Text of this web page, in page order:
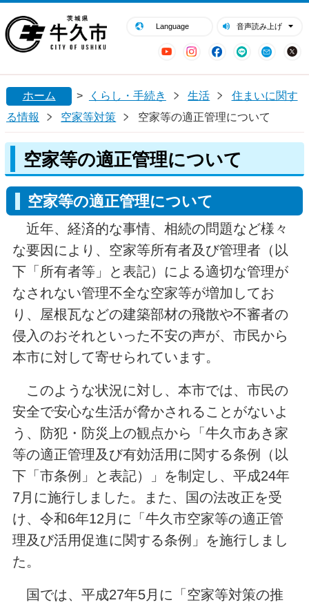
Language 音声読み上げ
YouTubeInstagram
Facebook
LINE Mail
閉じる
ホーム > くらし・手続き 生活
住まいに関す
る情報
空家等対策 空家等の適正管理について
空家等の適正管理について
空家等の適正管理について
近年、経済的な事情、相続の問題など様々
な要因により、空家等所有者及び管理者（以
下「所有者等」と表記）による適切な管理が
なされない管理不全な空家等が増加してお
り、屋根瓦などの建築部材の飛散や不審者の
侵入のおそれといった不安の声が、市民から
本市に対して寄せられています。
このような状況に対し、本市では、市民の
安全で安心な生活が脅かされることがないよ
う、防犯・防災上の観点から「牛久市あき家
等の適正管理及び有効活用に関する条例（以
下「市条例」と表記）」を制定し、平成24年
7月に施行しました。また、国の法改正を受
け、令和6年12月に「牛久市空家等の適正管
理及び活用促進に関する条例」を施行しまし
た。
国では、平成27年5月に「空家等対策の推